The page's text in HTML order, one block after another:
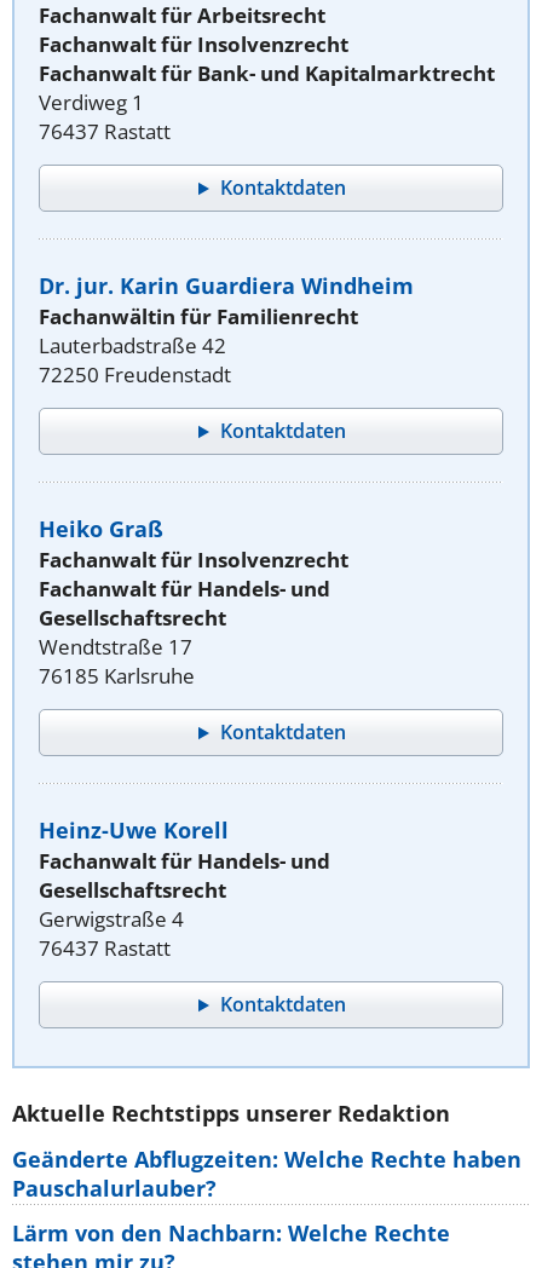
Fachanwalt für Arbeitsrecht
Fachanwalt für Insolvenzrecht
Fachanwalt für Bank- und Kapitalmarktrecht
Verdiweg 1
76437 Rastatt
Kontaktdaten
Dr. jur. Karin Guardiera Windheim
Fachanwältin für Familienrecht
Lauterbadstraße 42
72250 Freudenstadt
Kontaktdaten
Heiko Graß
Fachanwalt für Insolvenzrecht
Fachanwalt für Handels- und
Gesellschaftsrecht
Wendtstraße 17
76185 Karlsruhe
Kontaktdaten
Heinz-Uwe Korell
Fachanwalt für Handels- und
Gesellschaftsrecht
Gerwigstraße 4
76437 Rastatt
Kontaktdaten
Aktuelle Rechtstipps unserer Redaktion
Geänderte Abflugzeiten: Welche Rechte haben
Pauschalurlauber?
Lärm von den Nachbarn: Welche Rechte
stehen mir zu?